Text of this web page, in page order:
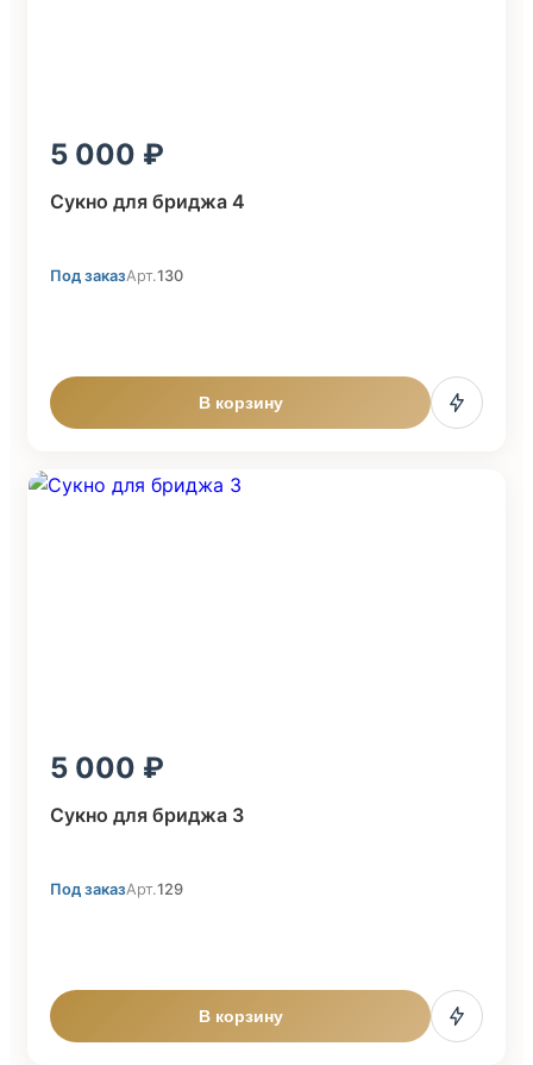
5 000
Сукно для бриджа 4
Под заказАрт.130
В корзину
5 000
Сукно для бриджа 3
Под заказАрт.129
В корзину